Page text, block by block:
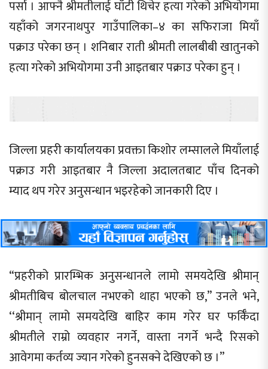
पर्सा । आफ्नै श्रीमतीलाई घाँटी थिचेर हत्या गरेको अभियोगमा
यहाँको जगरनाथपुर गाउँपालिका–४ का सफिराजा मियाँ
पक्राउ परेका छन् । शनिबार राती श्रीमती लालबीबी खातुनको
हत्या गरेको अभियोगमा उनी आइतबार पक्राउ परेका हुन् ।
जिल्ला प्रहरी कार्यालयका प्रवक्ता किशोर लम्सालले मियाँलाई
पक्राउ गरी आइतबार नै जिल्ला अदालतबाट पाँच दिनको
म्याद थप गरेर अनुसन्धान भइरहेको जानकारी दिए ।
“प्रहरीको प्रारम्भिक अनुसन्धानले लामो समयदेखि श्रीमान्
श्रीमतीबिच बोलचाल नभएको थाहा भएको छ,’’ उनले भने,
‘‘श्रीमान् लामो समयदेखि बाहिर काम गरेर घर फर्किँदा
श्रीमतीले राम्रो व्यवहार नगर्ने, वास्ता नगर्ने भन्दै रिसको
आवेगमा कर्तव्य ज्यान गरेको हुनसक्ने देखिएको छ ।’’